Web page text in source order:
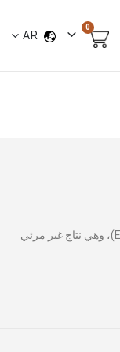
السلة
0العناصر
لغة
AR
في عصر التطور الرقمي، أصبحت رفيقتنا الدائمة هي الأجهزة التي تبث إشعاعات المجال الكهرومغناطيسي (EMF)، وهي نتاج غير مرئي